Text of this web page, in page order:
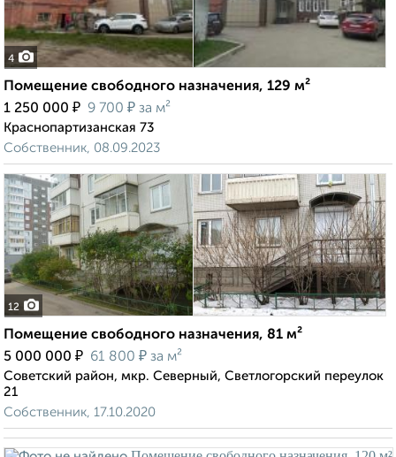
4
Помещение свободного назначения, 129 м²
1 250 000 ₽ 9 700 ₽ за м²
Краснопартизанская 73
Собственник, 08.09.2023
12
Помещение свободного назначения, 81 м²
5 000 000 ₽ 61 800 ₽ за м²
Советский район, мкр. Северный, Светлогорский переулок
21
Собственник, 17.10.2020